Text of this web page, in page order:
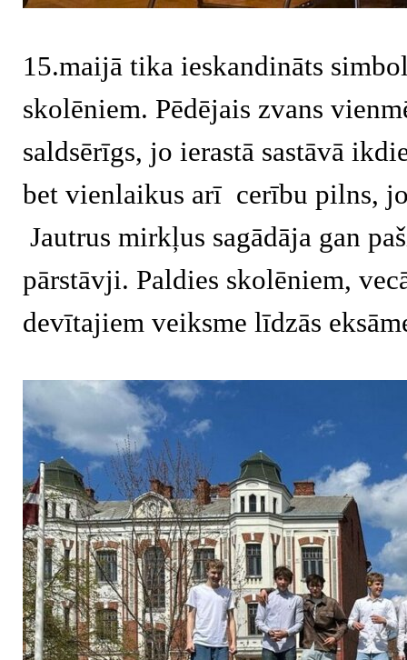
15.maijā tika ieskandināts
skolēniem. Pēdējais zvans
saldsērīgs, jo ierastā sastāvā
bet vienlaikus arī cerību pilns,
Jautrus mirkļus sagādāja gan
pārstāvji. Paldies skolēniem,
devītajiem veiksme līdzās